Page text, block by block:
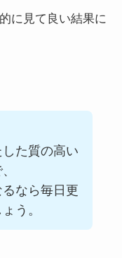
に見て良い結果に
た質の高い
なら毎日更
う。